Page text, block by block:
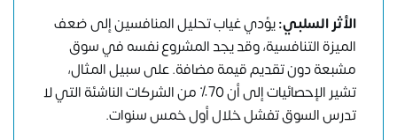
الأثر السلبي:يؤدي غياب تحليل المنافسين إلى ضعف
الميزة التنافسية، وقد يجد المشروع نفسه في سوق
مشبعة دون تقديم قيمة مضافة. على سبيل المثال،
تشير الإحصائيات إلى أن 70٪ من الشركات الناشئة التي لا
تدرس السوق تفشل خلال أول خمس سنوات.